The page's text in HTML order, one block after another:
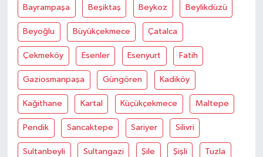
Bayrampaşa Beşiktaş Beykoz Beylikdüzü
Beyoğlu Büyükçekmece Çatalca
Çekmeköy Esenler Esenyurt Fatih
Gaziosmanpaşa Güngören Kadiköy
Kağithane Kartal Küçükçekmece Maltepe
Pendik Sancaktepe Sariyer Silivri
Sultanbeyli Sultangazi Şile Şişli Tuzla